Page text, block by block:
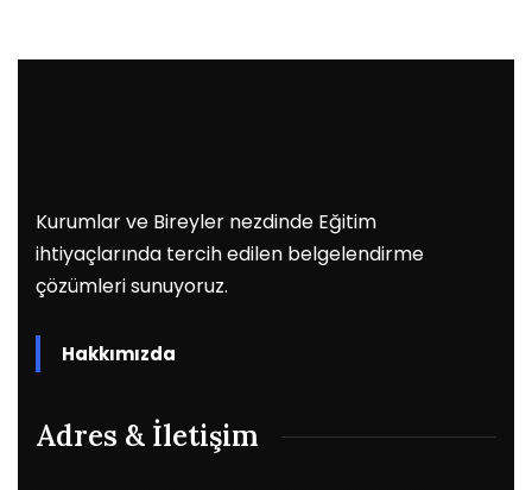
Kurumlar ve Bireyler nezdinde Eğitim
ihtiyaçlarında tercih edilen belgelendirme
çözümleri sunuyoruz.
Hakkımızda
Adres & İletişim